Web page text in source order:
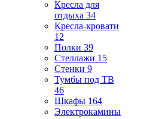
Кресла для
отдыха 34
Кресла-кровати
12
Полки 39
Стеллажи 15
Стенки 9
Тумбы под ТВ
46
Шкафы 164
Электрокамины